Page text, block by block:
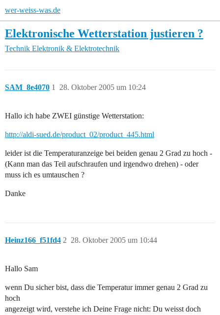
wer-weiss-was.de
Elektronische Wetterstation justieren ?
Technik Elektronik & Elektrotechnik
SAM_8e4070 28. Oktober 2005 um 10:24
1
Hallo ich habe ZWEI günstige Wetterstation:
http://aldi-sued.de/product_02/product_445.html
leider ist die Temperaturanzeige bei beiden genau 2 Grad zu hoch -
(Kann man das Teil aufschraufen und irgendwo drehen) - oder
muss ich es umtauschen ?
Danke
Heinz166_f51fd4 28. Oktober 2005 um 10:44
2
Hallo Sam
wenn Du sicher bist, dass die Temperatur immer genau 2 Grad zu
hoch
angezeigt wird, verstehe ich Deine Frage nicht: Du weisst doch